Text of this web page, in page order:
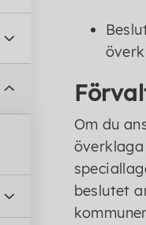
Om du
beslutet